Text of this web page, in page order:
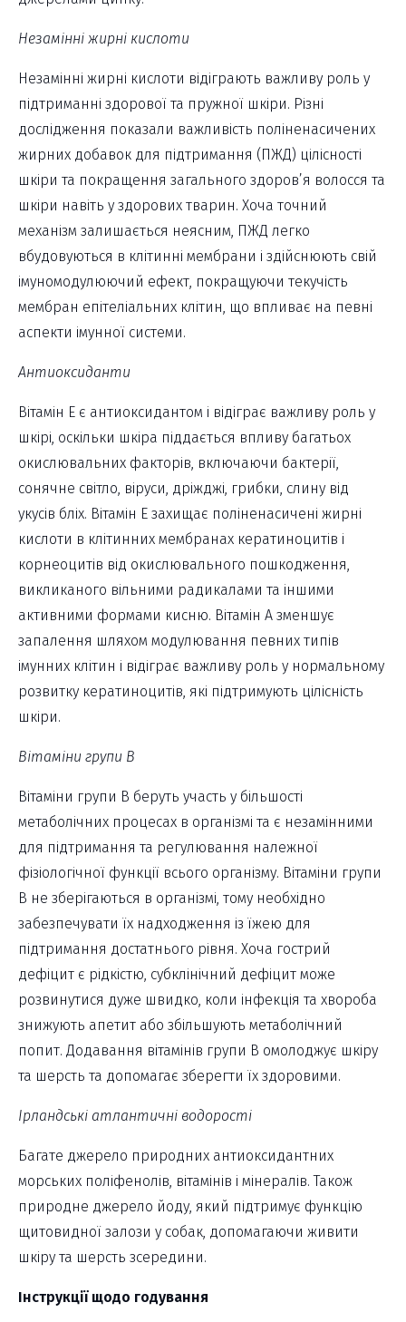
Незамінні жирні кислоти
Незамінні жирні кислоти відіграють важливу роль у
підтриманні здорової та пружної шкіри. Різні
дослідження показали важливість поліненасичених
жирних добавок для підтримання (ПЖД) цілісності
шкіри та покращення загального здоров’я волосся та
шкіри навіть у здорових тварин. Хоча точний
механізм залишається неясним, ПЖД легко
вбудовуються в клітинні мембрани і здійснюють свій
імуномодулюючий ефект, покращуючи текучість
мембран епітеліальних клітин, що впливає на певні
аспекти імунної системи.
Антиоксиданти
Вітамін Е є антиоксидантом і відіграє важливу роль у
шкірі, оскільки шкіра піддається впливу багатьох
окислювальних факторів, включаючи бактерії,
сонячне світло, віруси, дріжджі, грибки, слину від
укусів бліх. Вітамін Е захищає поліненасичені жирні
кислоти в клітинних мембранах кератиноцитів і
корнеоцитів від окислювального пошкодження,
викликаного вільними радикалами та іншими
активними формами кисню. Вітамін А зменшує
запалення шляхом модулювання певних типів
імунних клітин і відіграє важливу роль у нормальному
розвитку кератиноцитів, які підтримують цілісність
шкіри.
Вітаміни групи В
Вітаміни групи В беруть участь у більшості
метаболічних процесах в організмі та є незамінними
для підтримання та регулювання належної
фізіологічної функції всього організму. Вітаміни групи
В не зберігаються в організмі, тому необхідно
забезпечувати їх надходження із їжею для
підтримання достатнього рівня. Хоча гострий
дефіцит є рідкістю, субклінічний дефіцит може
розвинутися дуже швидко, коли інфекція та хвороба
знижують апетит або збільшують метаболічний
попит. Додавання вітамінів групи В омолоджує шкіру
та шерсть та допомагає зберегти їх здоровими.
Ірландські атлантичні водорості
Багате джерело природних антиоксидантних
морських поліфенолів, вітамінів і мінералів. Також
природне джерело йоду, який підтримує функцію
щитовидної залози у собак, допомагаючи живити
шкіру та шерсть зсередини.
Інструкції щодо годування